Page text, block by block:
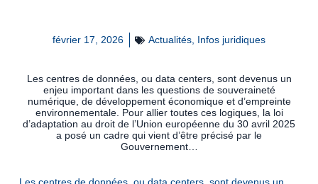
février 17, 2026 Actualités, Infos juridiques
Les centres de données, ou data centers, sont devenus un
enjeu important dans les questions de souveraineté
numérique, de développement économique et d’empreinte
environnementale. Pour allier toutes ces logiques, la loi
d’adaptation au droit de l’Union européenne du 30 avril 2025
a posé un cadre qui vient d’être précisé par le
Gouvernement…
Les centres de données, ou data centers, sont devenus un